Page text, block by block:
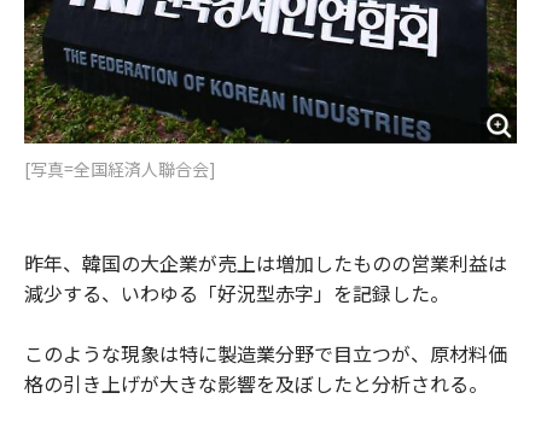
[写真=全国経済人聯合会]
昨年、韓国の大企業が売上は増加したものの営業利益は
減少する、いわゆる「好況型赤字」を記録した。
このような現象は特に製造業分野で目立つが、原材料価
格の引き上げが大きな影響を及ぼしたと分析される。